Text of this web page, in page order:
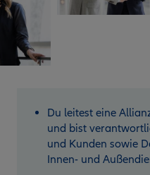
Du leitest eine
und bist
und Kunden sowie
Innen- und